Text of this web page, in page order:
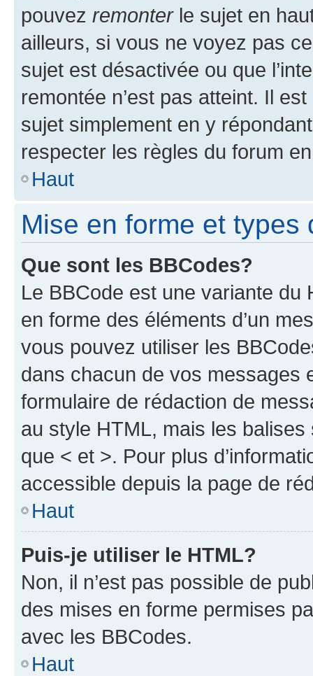
pouvez remonterle sujet en
ailleurs, si vous ne voyez pas
sujet est désactivée ou que
remontée n’est pas atteint. Il
sujet simplement en y
respecter les règles du forum
Haut
Mise en forme et types
Que sont les BBCodes?
Le BBCode est une variante du
en forme des éléments d’un
vous pouvez utiliser les
dans chacun de vos messages
formulaire de rédaction de
au style HTML, mais les
que < et >. Pour plus
accessible depuis la page de
Haut
Puis-je utiliser le HTML?
Non, il n’est pas possible de
des mises en forme permises
avec les BBCodes.
Haut